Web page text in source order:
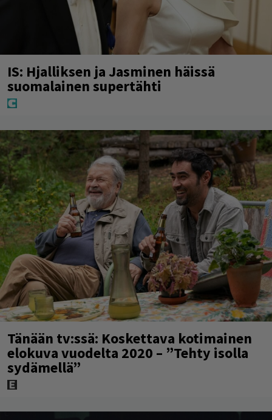
IS: Hjalliksen ja Jasminen häissä
suomalainen supertähti
Tänään tv:ssä: Koskettava kotimainen
elokuva vuodelta 2020 – ”Tehty isolla
sydämellä”